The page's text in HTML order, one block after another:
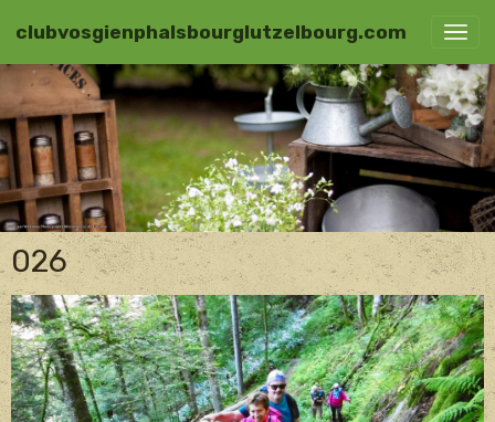
clubvosgienphalsbourglutzelbourg.com
026